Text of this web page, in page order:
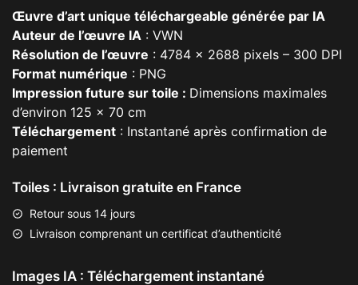
Œuvre d’art unique téléchargeable générée par IA
Auteur de l’œuvre IA : VWN
Résolution de l’œuvre : 4784 x 2688 pixels – 300 DPI
Format numérique : PNG
Impression future sur toile : Dimensions maximales
d’environ 125 x 70 cm
Téléchargement : Instantané après confirmation de
paiement
Toiles : Livraison gratuite en France
Retour sous 14 jours
Livraison comprenant un certificat d’authenticité
Images IA : Téléchargement instantané